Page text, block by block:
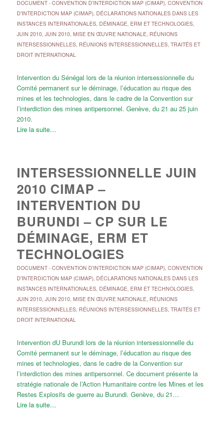
DOCUMENT- CONVENTION D'INTERDICTION MAP (CIMAP), CONVENTION
D'INTERDICTION MAP (CIMAP), DÉCLARATIONS NATIONALES DANS LES
INSTANCES INTERNATIONALES, DÉMINAGE, ERM ET TECHNOLOGIES,
JUIN 2010, JUIN 2010, MISE EN ŒUVRE NATIONALE, RÉUNIONS
INTERSESSIONNELLES, RÉUNIONS INTERSESSIONNELLES, TRAITÉS ET
DROIT INTERNATIONAL
Intervention du Sénégal lors de la réunion intersessionnelle du
Comité permanent sur le déminage, l’éducation au risque des
mines et les technologies, dans le cadre de la Convention sur
l’interdiction des mines antipersonnel. Genève, du 21 au 25 juin
2010.
Lire la suite…
INTERSESSIONNELLE JUIN
2010 CIMAP –
INTERVENTION DU
BURUNDI – CP SUR LE
DÉMINAGE, ERM ET
TECHNOLOGIES
DOCUMENT- CONVENTION D'INTERDICTION MAP (CIMAP), CONVENTION
D'INTERDICTION MAP (CIMAP), DÉCLARATIONS NATIONALES DANS LES
INSTANCES INTERNATIONALES, DÉMINAGE, ERM ET TECHNOLOGIES,
JUIN 2010, JUIN 2010, MISE EN ŒUVRE NATIONALE, RÉUNIONS
INTERSESSIONNELLES, RÉUNIONS INTERSESSIONNELLES, TRAITÉS ET
DROIT INTERNATIONAL
Intervention dU Burundi lors de la réunion intersessionnelle du
Comité permanent sur le déminage, l’éducation au risque des
mines et technologies, dans le cadre de la Convention sur
l’interdiction des mines antipersonnel. Ce document présente la
stratégie nationale de l’Action Humanitaire contre les Mines et les
Restes Explosifs de guerre au Burundi. Genève, du 21…
Lire la suite…